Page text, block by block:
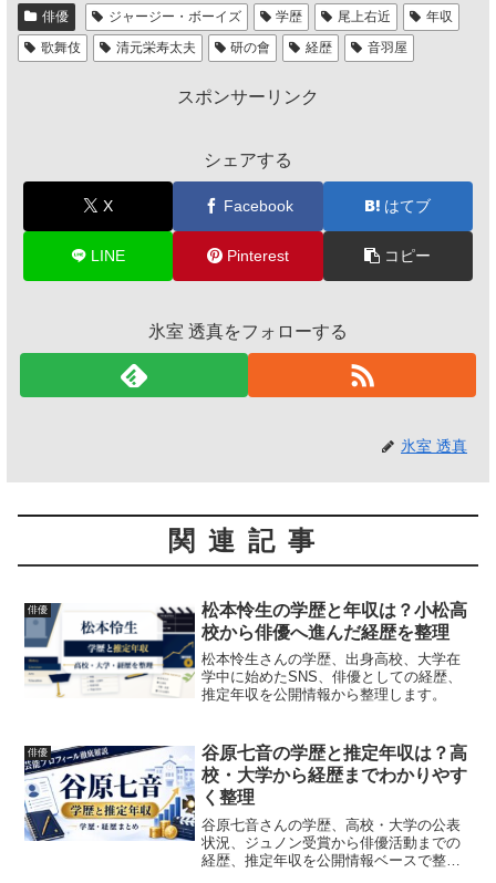
俳優 ジャージー・ボーイズ 学歴 尾上右近
年収
歌舞伎
清元栄寿太夫 研の會 経歴 音羽屋
スポンサーリンク
シェアする
X Facebook はてブ
LINE Pinterest コピー
氷室 透真をフォローする
氷室 透真
関連記事
俳優
松本怜生の学歴と年収は？小松高
校から俳優へ進んだ経歴を整理
松本怜生さんの学歴、出身高校、大学在
学中に始めたSNS、俳優としての経歴、
推定年収を公開情報から整理します。
俳優
谷原七音の学歴と推定年収は？高
校・大学から経歴までわかりやす
く整理
谷原七音さんの学歴、高校・大学の公表
状況、ジュノン受賞から俳優活動までの
経歴、推定年収を公開情報ベースで整理